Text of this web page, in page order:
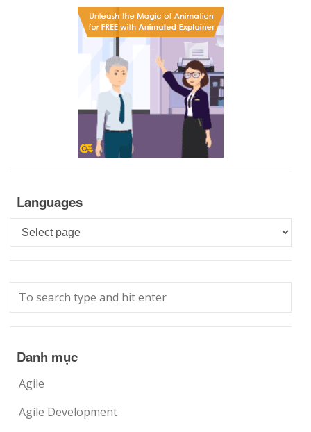
Languages
Languages
Danh mục
Agile
Agile Development